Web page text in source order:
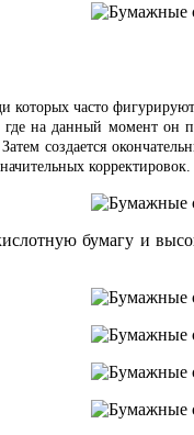
которых часто
данный момент он
создается
корректировок.
бумагу и